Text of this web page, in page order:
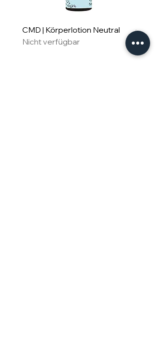
CMD | Körperlotion Neutral
Nicht verfügbar
CMD
Neutral
Nicht